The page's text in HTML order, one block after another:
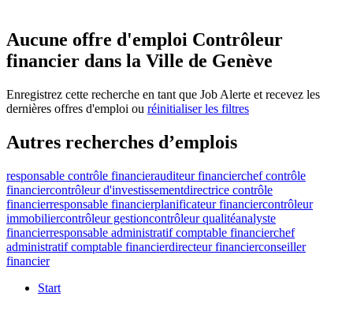
Aucune offre d'emploi Contrôleur
financier dans la Ville de Genève
Enregistrez cette recherche en tant que Job Alerte et recevez les
dernières offres d'emploi ou réinitialiser les filtres
Autres recherches d’emplois
responsable contrôle financierauditeur financierchef contrôle
financiercontrôleur d'investissementdirectrice contrôle
financierresponsable financierplanificateur financiercontrôleur
immobiliercontrôleur gestioncontrôleur qualitéanalyste
financierresponsable administratif comptable financierchef
administratif comptable financierdirecteur financierconseiller
financier
Start